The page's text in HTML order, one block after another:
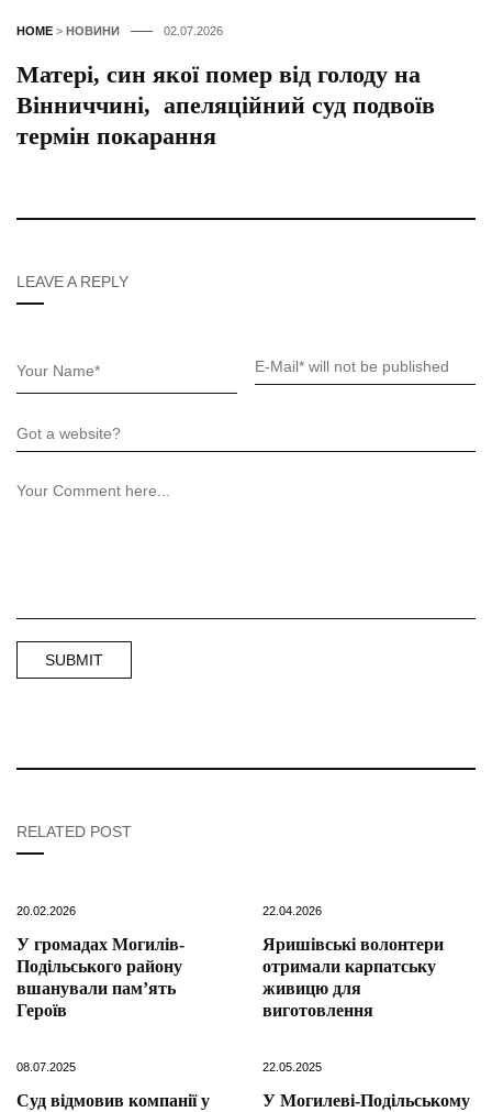
HOME > НОВИНИ 02.07.2026
Матері, син якої помер від голоду на
Вінниччині, апеляційний суд подвоїв
термін покарання
LEAVE A REPLY
RELATED POST
20.02.2026
У громадах Могилів-
Подільського району
вшанували пам’ять
Героїв
22.04.2026
Яришівські волонтери
отримали карпатську
живицю для
виготовлення
08.07.2025
Суд відмовив компанії у
22.05.2025
У Могилеві-Подільському